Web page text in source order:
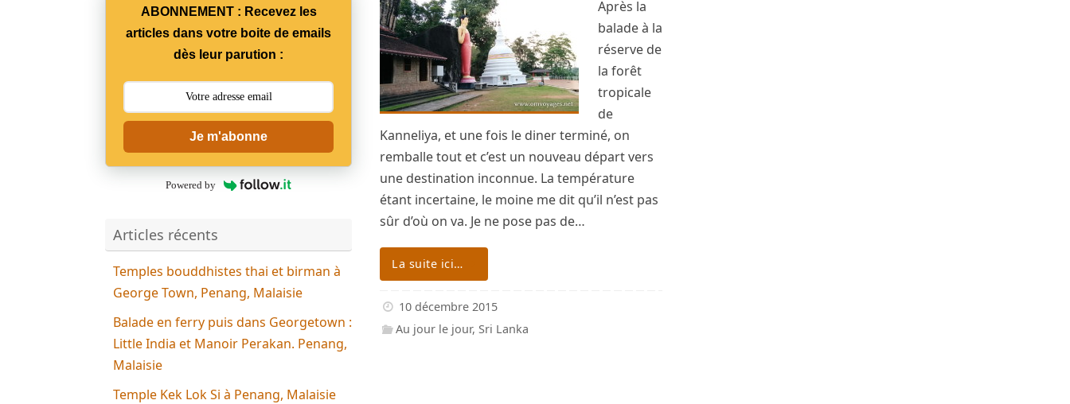
Après la
balade à la
réserve de
la forêt
tropicale
de
Kanneliya, et une fois le diner terminé, on
remballe tout et c’est un nouveau départ vers
une destination inconnue. La température
étant incertaine, le moine me dit qu’il n’est pas
sûr d’où on va. Je ne pose pas de…
La suite ici…
10 décembre 2015
Au jour le jour,Sri Lanka
ABONNEMENT : Recevez les
articles dans votre boite de emails
dès leur parution :
Je m'abonne
Powered by
Articles récents
Temples bouddhistes thai et birman à
George Town, Penang, Malaisie
Balade en ferry puis dans Georgetown :
Little India et Manoir Perakan. Penang,
Malaisie
Temple Kek Lok Si à Penang, Malaisie